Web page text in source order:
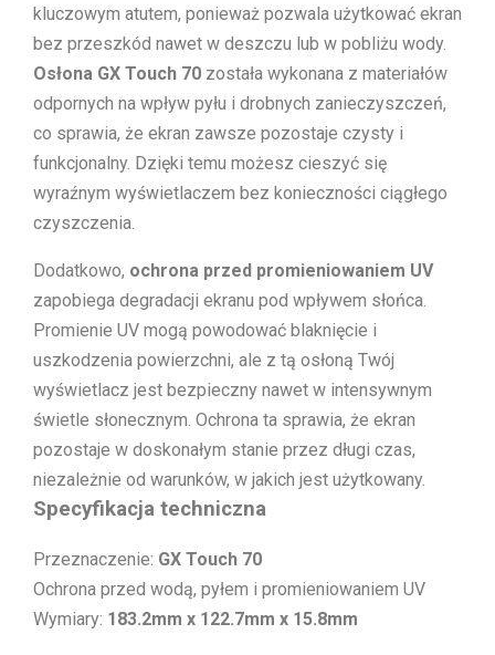
kluczowym atutem, ponieważ pozwala użytkować ekran
bez przeszkód nawet w deszczu lub w pobliżu wody.
Osłona GX Touch 70 została wykonana z materiałów
odpornych na wpływ pyłu i drobnych zanieczyszczeń,
co sprawia, że ekran zawsze pozostaje czysty i
funkcjonalny. Dzięki temu możesz cieszyć się
wyraźnym wyświetlaczem bez konieczności ciągłego
czyszczenia.
Dodatkowo, ochrona przed promieniowaniem UV
zapobiega degradacji ekranu pod wpływem słońca.
Promienie UV mogą powodować blaknięcie i
uszkodzenia powierzchni, ale z tą osłoną Twój
wyświetlacz jest bezpieczny nawet w intensywnym
świetle słonecznym. Ochrona ta sprawia, że ekran
pozostaje w doskonałym stanie przez długi czas,
niezależnie od warunków, w jakich jest użytkowany.
Specyfikacja techniczna
Przeznaczenie: GX Touch 70
Ochrona przed wodą, pyłem i promieniowaniem UV
Wymiary: 183.2mm x 122.7mm x 15.8mm